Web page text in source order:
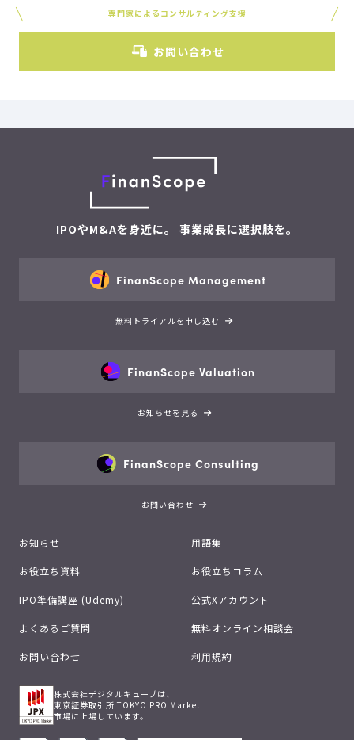
専門家によるコンサルティング支援
お問い合わせ
IPOやM&Aを身近に。 事業成長に選択肢を。
FinanScope Management
無料トライアルを申し込む
FinanScope Valuation
お知らせを見る
FinanScope Consulting
お問い合わせ
お知らせ 用語集
お役立ち資料 お役立ちコラム
IPO準備講座 (Udemy) 公式Xアカウント
よくあるご質問 無料オンライン相談会
お問い合わせ 利用規約
株式会社デジタルキューブは、
東京証券取引所 TOKYO PRO Market
市場に上場しています。